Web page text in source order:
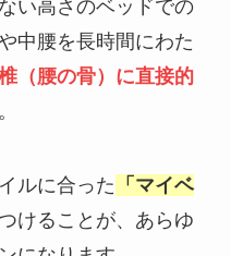
い高さのベッドでの
中腰を長時間にわた
（腰の骨）に直接的
ルに合った 「マイベ
けることが、あらゆ